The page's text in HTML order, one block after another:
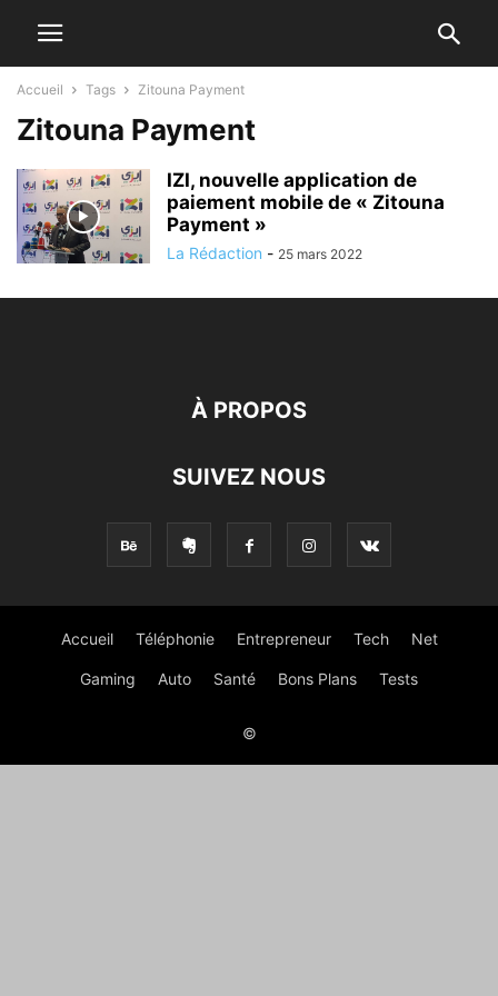
Accueil Tags Zitouna Payment
Zitouna Payment
IZI, nouvelle application de
paiement mobile de « Zitouna
Payment »
La Rédaction - 25 mars 2022
À PROPOS
SUIVEZ NOUS
Accueil Téléphonie Entrepreneur Tech Net
Gaming Auto Santé Bons Plans Tests
©